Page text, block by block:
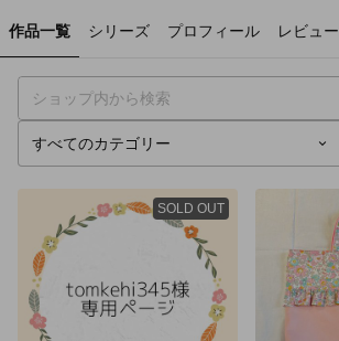
作品一覧 シリーズ プロフィール レビュー
SOLD OUT